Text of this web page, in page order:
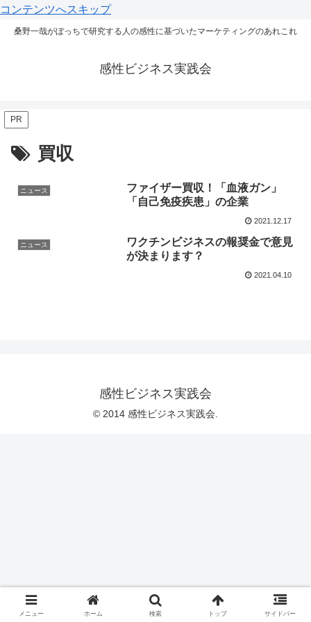
コンテンツへスキップ
桑野一哉がぼっちで研究する人の感性に基づいたマーケティングのあれこれ
感性ビジネス実践会
PR
買収
ニュース
ファイザー買収！「血液ガン」
「自己免疫疾患」の企業
2021.12.17
ニュース
ワクチンビジネスの報奨金で意見
が決まります？
2021.04.10
感性ビジネス実践会
© 2014 感性ビジネス実践会.
メニュー ホーム 検索 トップ サイドバー